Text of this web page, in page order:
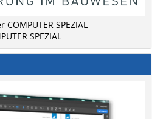
SPEZIAL
SPEZIAL